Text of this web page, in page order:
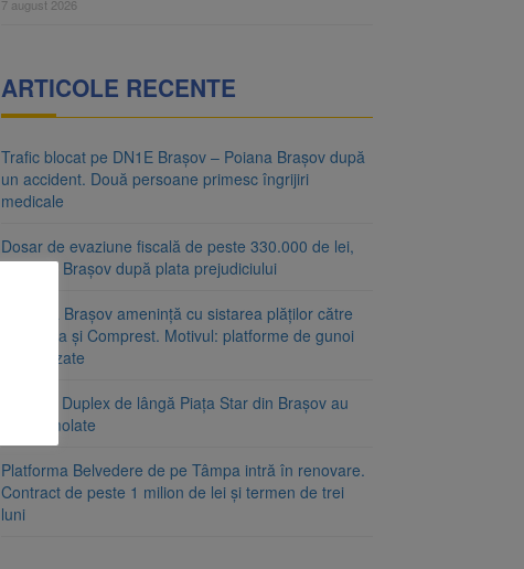
7 august 2026
ARTICOLE RECENTE
Trafic blocat pe DN1E Brașov – Poiana Brașov după
un accident. Două persoane primesc îngrijiri
medicale
Dosar de evaziune fiscală de peste 330.000 de lei,
clasat la Brașov după plata prejudiciului
Primăria Brașov amenință cu sistarea plăților către
Brai-Cata și Comprest. Motivul: platforme de gunoi
neigienizate
Clădirile Duplex de lângă Piața Star din Brașov au
fost demolate
Platforma Belvedere de pe Tâmpa intră în renovare.
Contract de peste 1 milion de lei și termen de trei
luni